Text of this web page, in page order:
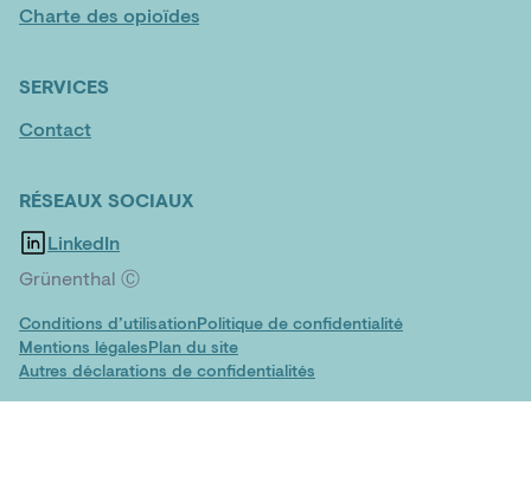
Charte des opioïdes
SERVICES
Contact
RÉSEAUX SOCIAUX
LinkedIn
Grünenthal Ⓒ
Conditions d’utilisationPolitique de confidentialité
Mentions légalesPlan du site
Autres déclarations de confidentialités